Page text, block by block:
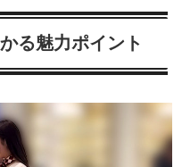
る魅力ポイント